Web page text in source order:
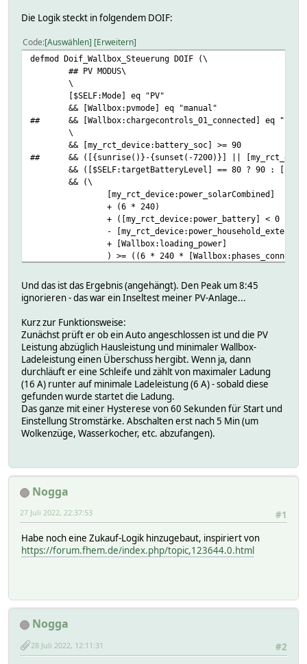
Die Logik steckt in folgendem DOIF:
Code Auswählen Erweitern
defmod Doif_Wallbox_Steuerung DOIF (\
## PV MODUS\
\
[$SELF:Mode] eq "PV"
&& [Wallbox:pvmode] eq "manual"
##
&& [Wallbox:chargecontrols_01_connected] eq "1"
\
&& [my_rct_device:battery_soc] >= 90
##
&& ([{sunrise()}-{sunset(-7200)}] ||
&& ([$SELF:targetBatteryLevel] == 80 ? 90 :
&& (\
[my_rct_device:power_solarCombined]
+ (6 * 240)
+ ([my_rct_device:power_battery] < 0 ?
-
+ [Wallbox:loading_power]
) >= ((6 * 240 *
{ \
## Prüfe wieviel Ampere noch möglich sind\
for (my $ampere = 16;; $ampere >= 6;; $ampere =
{\
\
Log 5, "for check ampere: ".$ampere;;\
\
## checke ob PV-Leistung noch reicht\
if (\
(\
+ (6 * 240)
+
-
>= (($ampere * 240 *
## Wenn die Batterie angezapft
if
\
fhem("setreading $SELF
Und das ist das Ergebnis (angehängt). Den Peak um 8:45
ignorieren - das war ein Inseltest meiner PV-Anlage...
Kurz zur Funktionsweise:
Zunächst prüft er ob ein Auto angeschlossen ist und die PV
Leistung abzüglich Hausleistung und minimaler Wallbox-
Ladeleistung einen Überschuss hergibt. Wenn ja, dann
durchläuft er eine Schleife und zählt von maximaler Ladung
(16 A) runter auf minimale Ladeleistung (6 A) - sobald diese
gefunden wurde startet die Ladung.
Das ganze mit einer Hysterese von 60 Sekunden für Start und
Einstellung Stromstärke. Abschalten erst nach 5 Min (um
Wolkenzüge, Wasserkocher, etc. abzufangen).
Nogga
#1
27 Juli 2022, 22:37:53
Habe noch eine Zukauf-Logik hinzugebaut, inspiriert von
https://forum.fhem.de/index.php/topic,123644.0.html
Nogga
#2
28 Juli 2022, 12:11:31